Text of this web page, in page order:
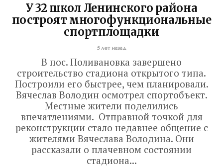
У 32 школ Ленинского района
построят многофункциональные
спортплощадки
5 лет назад
В пос. Поливановка завершено
строительство стадиона открытого типа.
Построили его быстрее, чем планировали.
Вячеслав Володин осмотрел спортобъект.
Местные жители поделились
впечатлениями. Отправной точкой для
реконструкции стало недавнее общение с
жителями Вячеслава Володина. Они
рассказали о плачевном состоянии
стадиона...
строительство открытого всепогодного
стадиона. Задача – сдать объекты до...